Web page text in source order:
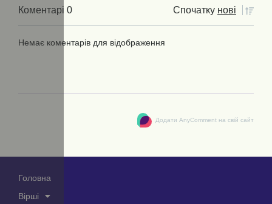
Коментарі 0 Спочатку нові
Немає коментарів для відображення
Додати AnyComment на свій сайт
Головна
Вірші